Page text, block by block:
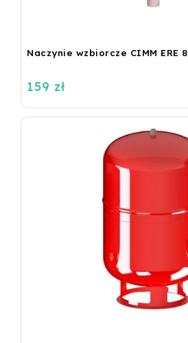
Naczynie wzbiorcze CIMM ERE 8
159 zł